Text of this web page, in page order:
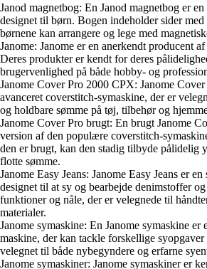
Janod magnetbog: En Janod magnetbog er
designet til børn. Bogen indeholder sider
børnene kan arrangere og lege med
Janome: Janome er en anerkendt producent
Deres produkter er kendt for deres
brugervenlighed på både hobby- og
Janome Cover Pro 2000 CPX: Janome
avanceret coverstitch-symaskine, der er
og holdbare sømme på tøj, tilbehør og
Janome Cover Pro brugt: En brugt Janome
version af den populære coverstitch-
den er brugt, kan den stadig tilbyde pålidelig
flotte sømme.
Janome Easy Jeans: Janome Easy Jeans er
designet til at sy og bearbejde denimstoffer
funktioner og nåle, der er velegnede til
materialer.
Janome symaskine: En Janome symaskine
maskine, der kan tackle forskellige
velegnet til både nybegyndere og erfarne
Janome symaskiner: Janome symaskiner er